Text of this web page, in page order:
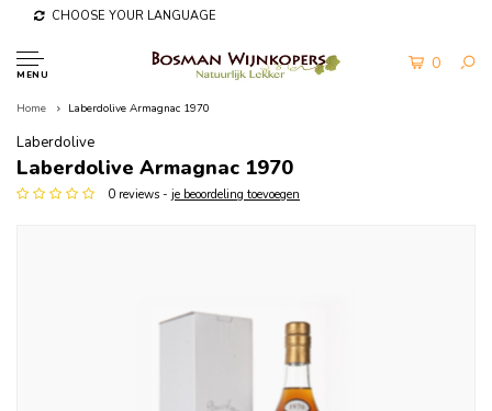
CHOOSE YOUR LANGUAGE
MENU
0
Home Laberdolive Armagnac 1970
Laberdolive
Laberdolive Armagnac 1970
0 reviews - je beoordeling toevoegen